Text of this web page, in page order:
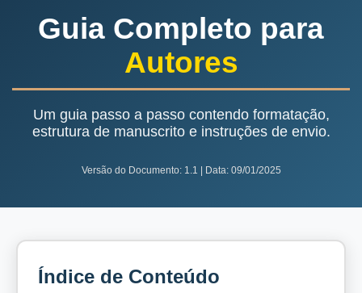
Guia Completo para
Autores
Um guia passo a passo contendo formatação,
estrutura de manuscrito e instruções de envio.
Versão do Documento: 1.1 | Data: 09/01/2025
Índice de Conteúdo